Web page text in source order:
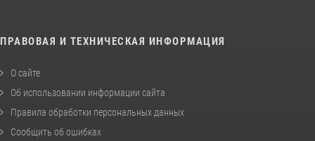
ПРАВОВАЯ И ТЕХНИЧЕСКАЯ ИНФОРМАЦИЯ
О сайте
Об использовании информации сайта
Правила обработки персональных данных
Сообщить об ошибках